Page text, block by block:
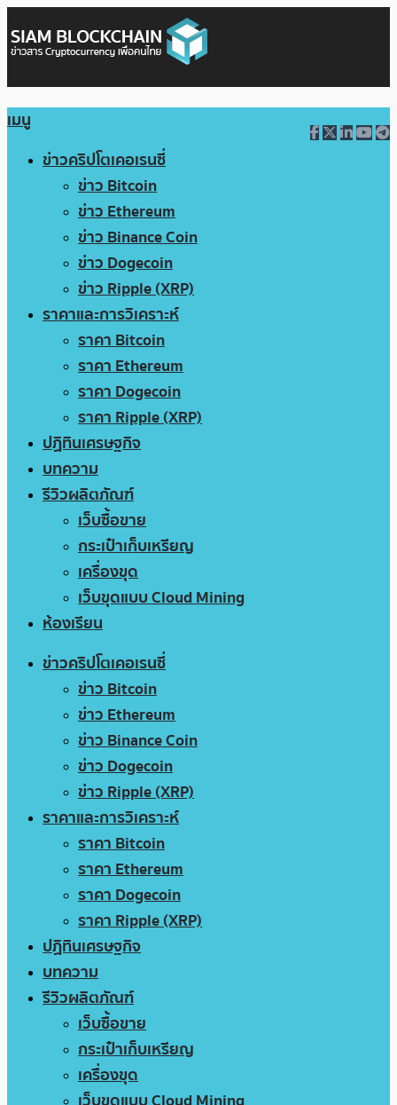
เมนู
ข่าวคริปโตเคอเรนซี่
ข่าว Bitcoin
ข่าว Ethereum
ข่าว Binance Coin
ข่าว Dogecoin
ข่าว Ripple (XRP)
ราคาและการวิเคราะห์
ราคา Bitcoin
ราคา Ethereum
ราคา Dogecoin
ราคา Ripple (XRP)
ปฏิทินเศรษฐกิจ
บทความ
รีวิวผลิตภัณฑ์
เว็บซื้อขาย
กระเป๋าเก็บเหรียญ
เครื่องขุด
เว็บขุดแบบ Cloud Mining
ห้องเรียน
ข่าวคริปโตเคอเรนซี่
ข่าว Bitcoin
ข่าว Ethereum
ข่าว Binance Coin
ข่าว Dogecoin
ข่าว Ripple (XRP)
ราคาและการวิเคราะห์
ราคา Bitcoin
ราคา Ethereum
ราคา Dogecoin
ราคา Ripple (XRP)
ปฏิทินเศรษฐกิจ
บทความ
รีวิวผลิตภัณฑ์
เว็บซื้อขาย
กระเป๋าเก็บเหรียญ
เครื่องขุด